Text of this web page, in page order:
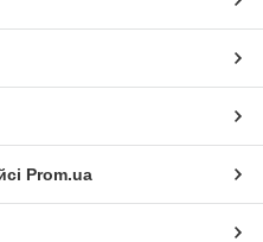
Prom.ua